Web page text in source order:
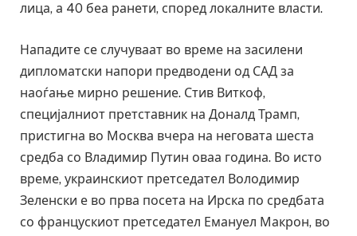
лица, а 40 беа ранети, според локалните власти.
Нападите се случуваат во време на засилени
дипломатски напори предводени од САД за
наоѓање мирно решение. Стив Виткоф,
специјалниот претставник на Доналд Трамп,
пристигна во Москва вчера на неговата шеста
средба со Владимир Путин оваа година. Во исто
време, украинскиот претседател Володимир
Зеленски е во прва посета на Ирска по средбата
со францускиот претседател Емануел Макрон, во